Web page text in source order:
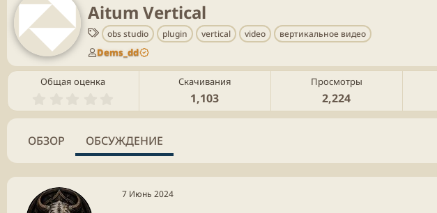
Aitum Vertical
Т
е
г
и
obs studio plugin vertical video вертикальное видео
Dems_dd
Общая оценка
.
0
0
з
в
з
д
Скачивания
1,103
Просмотры
2,224
ОБЗОР ОБСУЖДЕНИЕ
7 Июнь 2024